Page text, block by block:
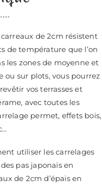
de 2cm résistent
de température que l’on
les zones de moyenne et
ou sur plots, vous pourrez
vos terrasses et
, avec toutes les
permet, effets bois,
utiliser les carrelages
pas japonais en
de 2cm d’épais en